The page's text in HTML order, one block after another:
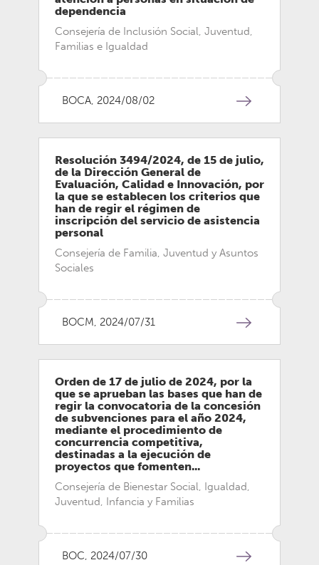
dependencia
Consejería de Inclusión Social, Juventud,
Familias e Igualdad
BOCA, 2024/08/02
Resolución 3494/2024, de 15 de julio,
de la Dirección General de
Evaluación, Calidad e Innovación, por
la que se establecen los criterios que
han de regir el régimen de
inscripción del servicio de asistencia
personal
Consejería de Familia, Juventud y Asuntos
Sociales
BOCM, 2024/07/31
Orden de 17 de julio de 2024, por la
que se aprueban las bases que han de
regir la convocatoria de la concesión
de subvenciones para el año 2024,
mediante el procedimiento de
concurrencia competitiva,
destinadas a la ejecución de
proyectos que fomenten...
Consejería de Bienestar Social, Igualdad,
Juventud, Infancia y Familias
BOC, 2024/07/30